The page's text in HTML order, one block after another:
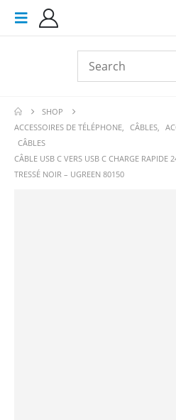
SHOP
ACCESSOIRES DE TÉLÉPHONE, CÂBLES,
CÂBLES
CÂBLE USB C VERS USB C CHARGE
TRESSÉ NOIR – UGREEN 80150